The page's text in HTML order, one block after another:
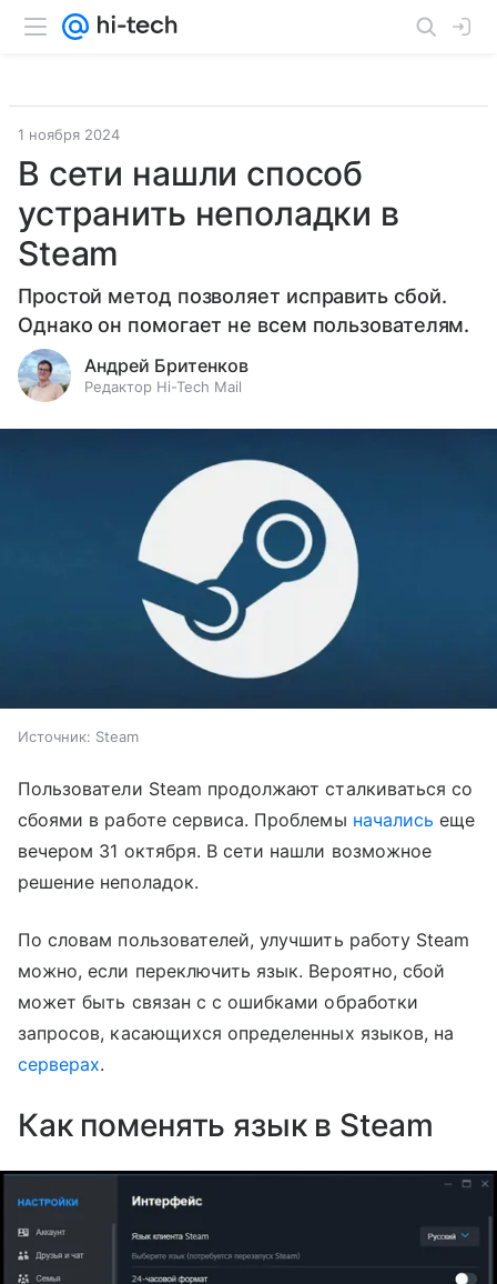
1 ноября 2024
В сети нашли способ
устранить неполадки в
Steam
Простой метод позволяет исправить сбой.
Однако он помогает не всем пользователям.
Андрей Бритенков
Редактор Hi-Tech Mail
Источник: Steam
Пользователи Steam продолжают сталкиваться со
сбоями в работе сервиса. Проблемы начались еще
вечером 31 октября. В сети нашли возможное
решение неполадок.
По словам пользователей, улучшить работу Steam
можно, если переключить язык. Вероятно, сбой
может быть связан с с ошибками обработки
запросов, касающихся определенных языков, на
серверах.
Как поменять язык в Steam